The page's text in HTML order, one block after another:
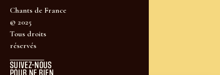
Chants de France
© 2025
Tous droits
réservés
SUIVEZ-NOUS